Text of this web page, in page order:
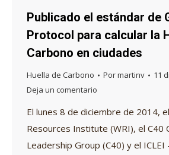
Publicado el estándar de
Protocol para calcular la
Carbono en ciudades
Huella de Carbono Pormartinv
11
Deja un comentario
El lunes 8 de diciembre de 2014,
Resources Institute (WRI), el C40
Leadership Group (C40) y el ICLEI